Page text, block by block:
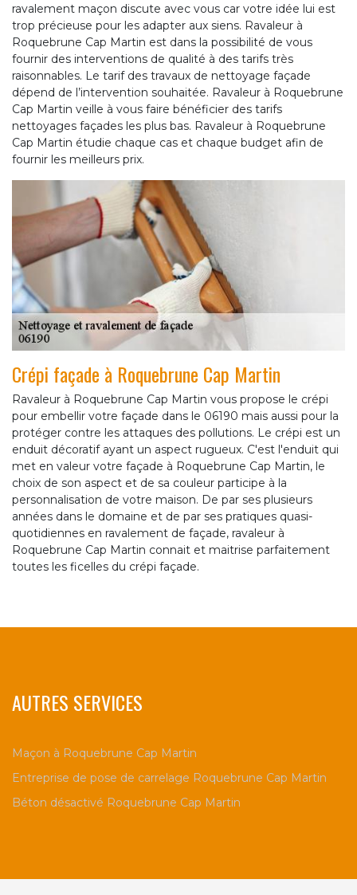
ravalement maçon discute avec vous car votre idée lui est
trop précieuse pour les adapter aux siens. Ravaleur à
Roquebrune Cap Martin est dans la possibilité de vous
fournir des interventions de qualité à des tarifs très
raisonnables. Le tarif des travaux de nettoyage façade
dépend de l’intervention souhaitée. Ravaleur à Roquebrune
Cap Martin veille à vous faire bénéficier des tarifs
nettoyages façades les plus bas. Ravaleur à Roquebrune
Cap Martin étudie chaque cas et chaque budget afin de
fournir les meilleurs prix.
Crépi façade à Roquebrune Cap Martin
Ravaleur à Roquebrune Cap Martin vous propose le crépi
pour embellir votre façade dans le 06190 mais aussi pour la
protéger contre les attaques des pollutions. Le crépi est un
enduit décoratif ayant un aspect rugueux. C'est l'enduit qui
met en valeur votre façade à Roquebrune Cap Martin, le
choix de son aspect et de sa couleur participe à la
personnalisation de votre maison. De par ses plusieurs
années dans le domaine et de par ses pratiques quasi-
quotidiennes en ravalement de façade, ravaleur à
Roquebrune Cap Martin connait et maitrise parfaitement
toutes les ficelles du crépi façade.
AUTRES SERVICES
Maçon à Roquebrune Cap Martin
Entreprise de pose de carrelage Roquebrune Cap Martin
Béton désactivé Roquebrune Cap Martin